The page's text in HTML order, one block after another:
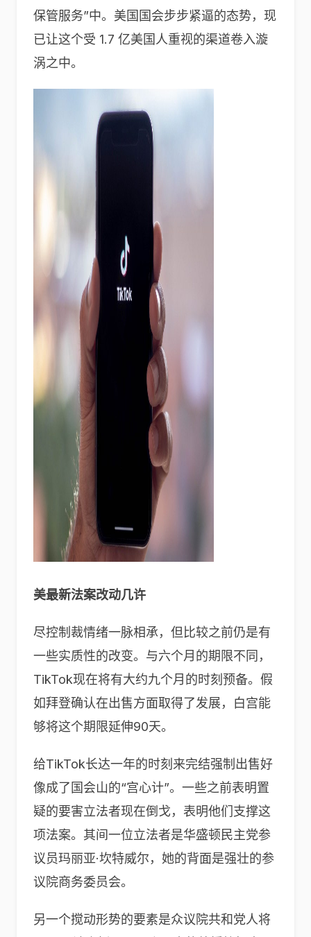
保管服务”中。美国国会步步紧逼的态势，现
已让这个受 1.7 亿美国人重视的渠道卷入漩
涡之中。
美最新法案改动几许
尽控制裁情绪一脉相承，但比较之前仍是有
一些实质性的改变。与六个月的期限不同，
TikTok现在将有大约九个月的时刻预备。假
如拜登确认在出售方面取得了发展，白宫能
够将这个期限延伸90天。
给TikTok长达一年的时刻来完结强制出售好
像成了国会山的“宫心计”。一些之前表明置
疑的要害立法者现在倒戈，表明他们支撑这
项法案。其间一位立法者是华盛顿民主党参
议员玛丽亚·坎特威尔，她的背面是强壮的参
议院商务委员会。
另一个搅动形势的要素是众议院共和党人将